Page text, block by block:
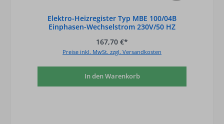
Elektro-Heizregister Typ MBE 100/04B
Einphasen-Wechselstrom 230V/50 HZ
167,70 €*
Preise inkl. MwSt. zzgl. Versandkosten
In den Warenkorb